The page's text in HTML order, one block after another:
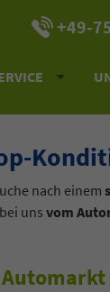
+49-
nach einem
unsvom